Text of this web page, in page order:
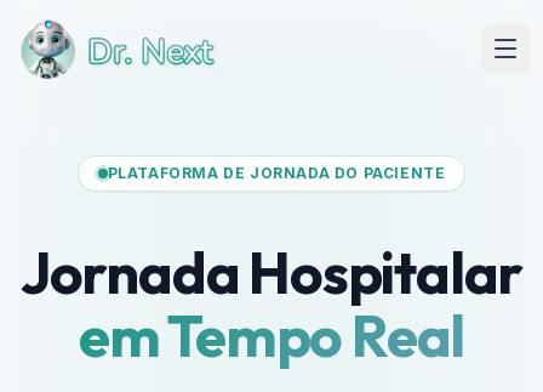
PLATAFORMA DE JORNADA DO PACIENTE
Jornada Hospitalar
em Tempo Real